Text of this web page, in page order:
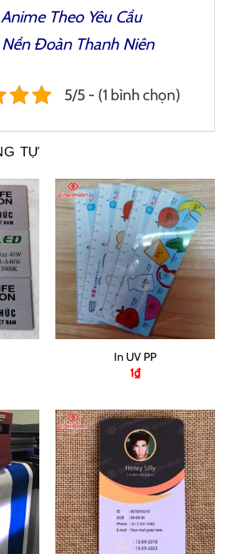
Theo Yêu Cầu
Đoàn Thanh Niên
5/5 - (1 bình chọn)
TỰ
In UV PP
1₫